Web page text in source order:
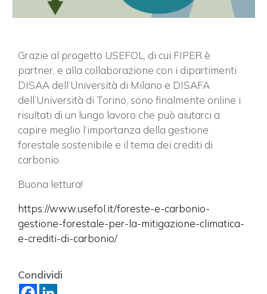
Grazie al progetto USEFOL, di cui FIPER è
partner, e alla collaborazione con i dipartimenti
DISAA dell’Università di Milano e DISAFA
dell’Università di Torino, sono finalmente online i
risultati di un lungo lavoro che può aiutarci a
capire meglio l’importanza della gestione
forestale sostenibile e il tema dei crediti di
carbonio.
Buona lettura!
https://www.usefol.it/foreste-e-carbonio-
gestione-forestale-per-la-mitigazione-climatica-
e-crediti-di-carbonio/
Condividi